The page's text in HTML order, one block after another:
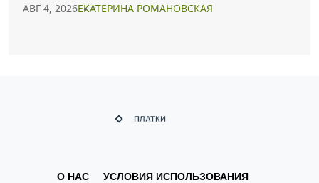
АВГ 4, 2026ЕКАТЕРИНА РОМАНОВСКАЯ
О НАС УСЛОВИЯ ИСПОЛЬЗОВАНИЯ